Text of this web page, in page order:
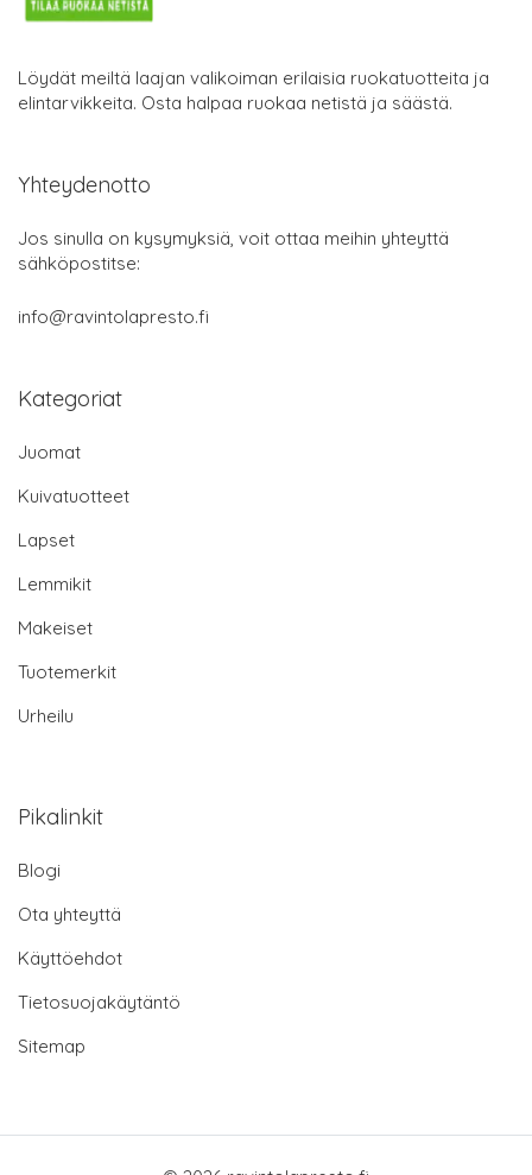
Löydät meiltä laajan valikoiman erilaisia ruokatuotteita ja
elintarvikkeita. Osta halpaa ruokaa netistä ja säästä.
Yhteydenotto
Jos sinulla on kysymyksiä, voit ottaa meihin yhteyttä
sähköpostitse:
info@ravintolapresto.fi
Kategoriat
Juomat
Kuivatuotteet
Lapset
Lemmikit
Makeiset
Tuotemerkit
Urheilu
Pikalinkit
Blogi
Ota yhteyttä
Käyttöehdot
Tietosuojakäytäntö
Sitemap